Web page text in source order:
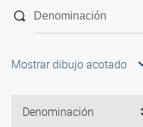
Mostrar dibujo acotado
Denominación